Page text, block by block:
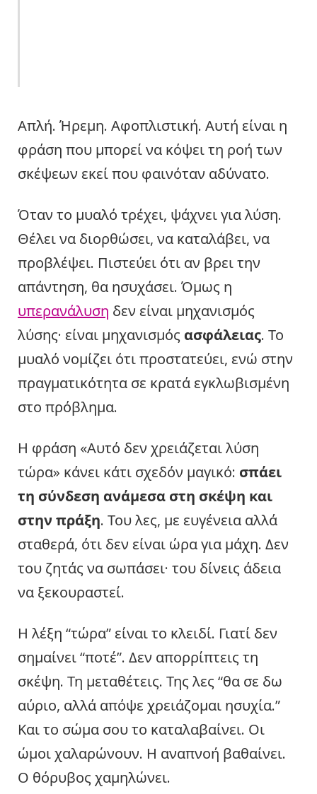
Απλή. Ήρεμη. Αφοπλιστική. Αυτή είναι η
φράση που μπορεί να κόψει τη ροή των
σκέψεων εκεί που φαινόταν αδύνατο.
Όταν το μυαλό τρέχει, ψάχνει για λύση.
Θέλει να διορθώσει, να καταλάβει, να
προβλέψει. Πιστεύει ότι αν βρει την
απάντηση, θα ησυχάσει. Όμως η
υπερανάλυση δεν είναι μηχανισμός
λύσης· είναι μηχανισμός ασφάλειας. Το
μυαλό νομίζει ότι προστατεύει, ενώ στην
πραγματικότητα σε κρατά εγκλωβισμένη
στο πρόβλημα.
Η φράση «Αυτό δεν χρειάζεται λύση
τώρα» κάνει κάτι σχεδόν μαγικό: σπάει
τη σύνδεση ανάμεσα στη σκέψη και
στην πράξη. Του λες, με ευγένεια αλλά
σταθερά, ότι δεν είναι ώρα για μάχη. Δεν
του ζητάς να σωπάσει· του δίνεις άδεια
να ξεκουραστεί.
Η λέξη “τώρα” είναι το κλειδί. Γιατί δεν
σημαίνει “ποτέ”. Δεν απορρίπτεις τη
σκέψη. Τη μεταθέτεις. Της λες “θα σε δω
αύριο, αλλά απόψε χρειάζομαι ησυχία.”
Και το σώμα σου το καταλαβαίνει. Οι
ώμοι χαλαρώνουν. Η αναπνοή βαθαίνει.
Ο θόρυβος χαμηλώνει.